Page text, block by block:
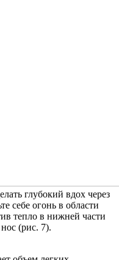
глубокий вдох через
себе огонь в области
тепло в нижней части
(рис. 7).